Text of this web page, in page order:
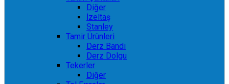
Diğer
İzeltaş
Stanley
Tamir Ürünleri
Derz Bandı
Derz Dolgu
Tekerler
Diğer